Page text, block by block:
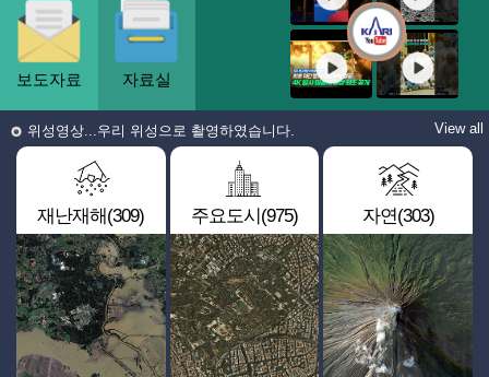
보도자료 자료실
위성영상...우리 위성으로 촬영하였습니다. View all
재난재해(309) 주요도시(975) 자연(303)